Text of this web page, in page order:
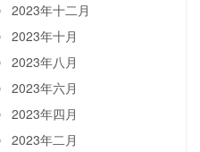
2023年十二月
2023年十月
2023年八月
2023年六月
2023年四月
2023年二月